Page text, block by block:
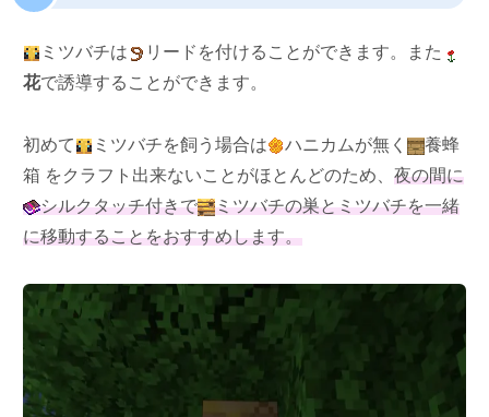
ミツバチは
リードを付けることができます。また
花で誘導することができます。
初めて ミツバチを飼う場合は ハニカムが無く
養蜂
箱 をクラフト出来ないことがほとんどのため、 夜の間に
シルクタッチ付きで
ミツバチの巣とミツバチを一緒
に移動することをおすすめします。